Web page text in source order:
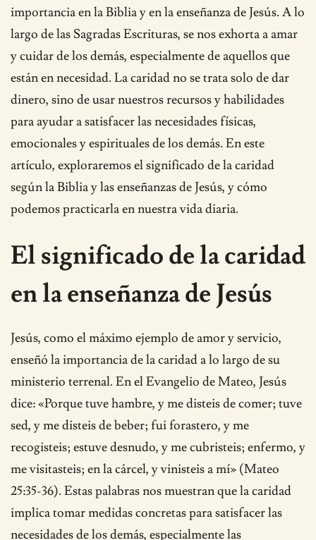
importancia en la Biblia y en la enseñanza de Jesús. A lo
largo de las Sagradas Escrituras, se nos exhorta a amar
y cuidar de los demás, especialmente de aquellos que
están en necesidad. La caridad no se trata solo de dar
dinero, sino de usar nuestros recursos y habilidades
para ayudar a satisfacer las necesidades físicas,
emocionales y espirituales de los demás. En este
artículo, exploraremos el significado de la caridad
según la Biblia y las enseñanzas de Jesús, y cómo
podemos practicarla en nuestra vida diaria.
El significado de la caridad
en la enseñanza de Jesús
Jesús, como el máximo ejemplo de amor y servicio,
enseñó la importancia de la caridad a lo largo de su
ministerio terrenal. En el Evangelio de Mateo, Jesús
dice: «Porque tuve hambre, y me disteis de comer; tuve
sed, y me disteis de beber; fui forastero, y me
recogisteis; estuve desnudo, y me cubristeis; enfermo, y
me visitasteis; en la cárcel, y vinisteis a mí» (Mateo
25:35-36). Estas palabras nos muestran que la caridad
implica tomar medidas concretas para satisfacer las
necesidades de los demás, especialmente las